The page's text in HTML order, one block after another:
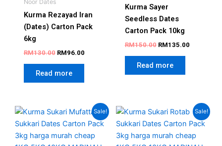
Noor Dates
Kurma Rezayad Iran
(Dates) Carton Pack
6kg
RM130.00 RM96.00
Read more
Kurma Sayer
Seedless Dates
Carton Pack 10kg
RM150.00 RM135.00
Read more
Sale!
Original
was:
RM105.00.
Current
price
is:
RM69.00.
Sale!
Original
was:
RM80.00.
Current
price
is:
RM63.00.